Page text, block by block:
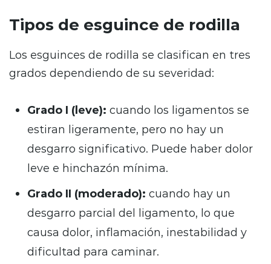
Tipos de esguince de rodilla
Los esguinces de rodilla se clasifican en tres
grados dependiendo de su severidad:
Grado I (leve): cuando los ligamentos se
estiran ligeramente, pero no hay un
desgarro significativo. Puede haber dolor
leve e hinchazón mínima.
Grado II (moderado): cuando hay un
desgarro parcial del ligamento, lo que
causa dolor, inflamación, inestabilidad y
dificultad para caminar.